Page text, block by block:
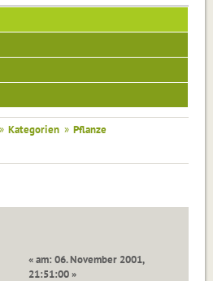
» Kategorien » Pflanze
« am: 06. November 2001,
21:51:00 »